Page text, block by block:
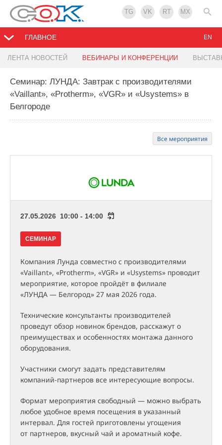
TG VK RT MX
ГЛАВНОЕ
ЛЕНТА НОВОСТЕЙ ВЕБИНАРЫ И КОНФЕРЕНЦИИ
EN
Семинар: ЛУНДА: Завтрак с производителями
«Vaillant», «Protherm», «VGR» и «Usystems» в
Белгороде
Все мероприятия
27.05.2026 10:00 - 14:00
СЕМИНАР
Компания Лунда совместно с производителями
«Vaillant», «Protherm», «VGR» и «Usystems» проводит
мероприятие, которое пройдёт в филиале
«ЛУНДА — Белгород» 27 мая 2026 года.
Технические консультанты производителей
проведут обзор новинок брендов, расскажут о
преимуществах и особенностях монтажа данного
оборудования.
Участники смогут задать представителям
компаний-партнеров все интересующие вопросы.
Формат мероприятия свободный — можно выбрать
любое удобное время посещения в указанный
интервал. Для гостей приготовлены угощения
от партнеров, вкусный чай и ароматный кофе.